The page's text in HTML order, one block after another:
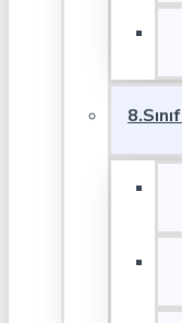
8.Sınıf